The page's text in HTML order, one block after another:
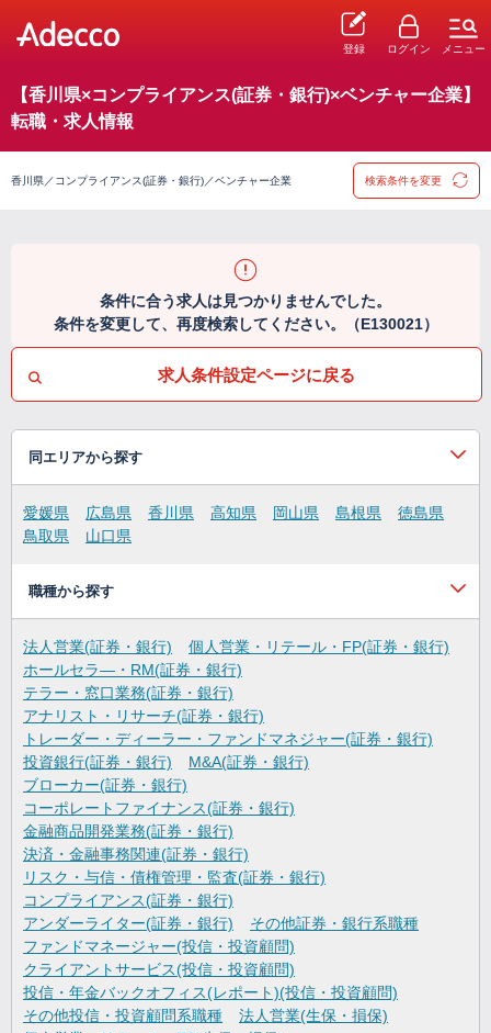
登録 ログイン メニュー
【香川県×コンプライアンス(証券・銀行)×ベンチャー企業】
転職・求人情報
香川県／コンプライアンス(証券・銀行)／ベンチャー企業 検索条件を変更
条件に合う求人は見つかりませんでした。
条件を変更して、再度検索してください。（E130021）
求人条件設定ページに戻る
同エリアから探す
愛媛県 広島県 香川県 高知県 岡山県 島根県
徳島県
鳥取県
山口県
職種から探す
法人営業(証券・銀行)
個人営業・リテール・FP(証券・銀行)
ホールセラ―・RM(証券・銀行)
テラー・窓口業務(証券・銀行)
アナリスト・リサーチ(証券・銀行)
トレーダー・ディーラー・ファンドマネジャー(証券・銀行)
投資銀行(証券・銀行)
M&A(証券・銀行)
ブローカー(証券・銀行)
コーポレートファイナンス(証券・銀行)
金融商品開発業務(証券・銀行)
決済・金融事務関連(証券・銀行)
リスク・与信・債権管理・監査(証券・銀行)
コンプライアンス(証券・銀行)
アンダーライター(証券・銀行)
その他証券・銀行系職種
ファンドマネージャー(投信・投資顧問)
クライアントサービス(投信・投資顧問)
投信・年金バックオフィス(レポート)(投信・投資顧問)
その他投信・投資顧問系職種
法人営業(生保・損保)